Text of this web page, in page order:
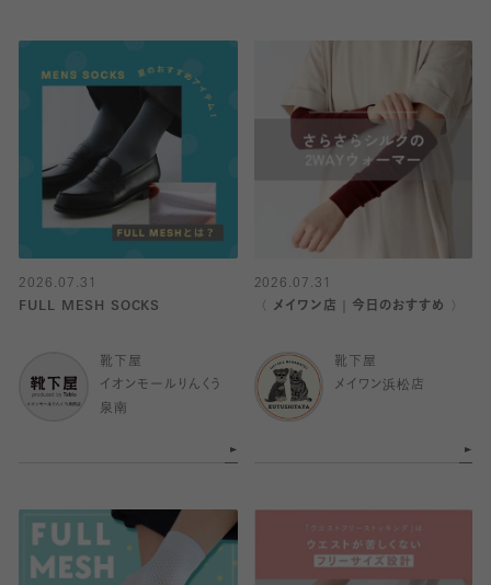
2026.07.31
FULL MESH SOCKS
靴下屋
イオンモールりんくう
泉南
2026.07.31
〈 メイワン店｜今日のおすすめ 〉
靴下屋
メイワン浜松店